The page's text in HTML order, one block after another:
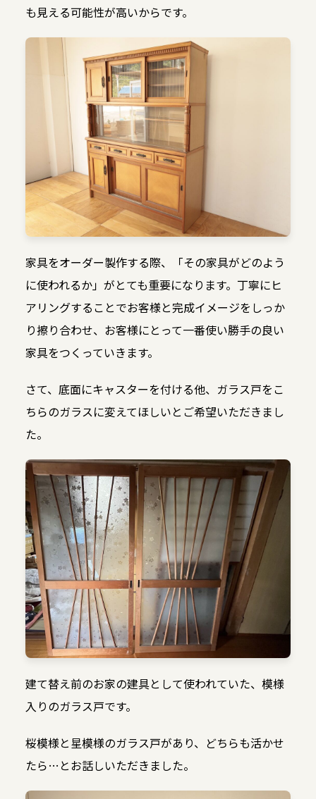
も見える可能性が高いからです。
家具をオーダー製作する際、「その家具がどのよう
に使われるか」がとても重要になります。丁寧にヒ
アリングすることでお客様と完成イメージをしっか
り擦り合わせ、お客様にとって一番使い勝手の良い
家具をつくっていきます。
さて、底面にキャスターを付ける他、ガラス戸をこ
ちらのガラスに変えてほしいとご希望いただきまし
た。
建て替え前のお家の建具として使われていた、模様
入りのガラス戸です。
桜模様と星模様のガラス戸があり、どちらも活かせ
たら…とお話しいただきました。